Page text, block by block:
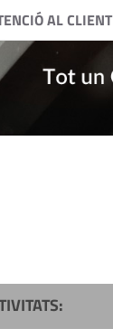
AL CLIENT